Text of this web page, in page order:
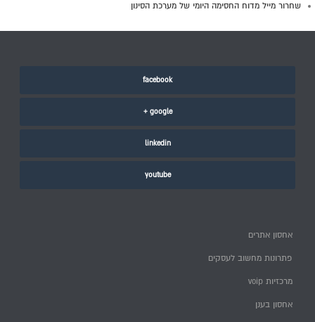
שחרור מייל מדוח החסימה היומי של מערכת הסינון
facebook
google +
linkedin
youtube
אחסון אתרים
פתרונות מחשוב לעסקים
מרכזיות voip
אחסון בענן